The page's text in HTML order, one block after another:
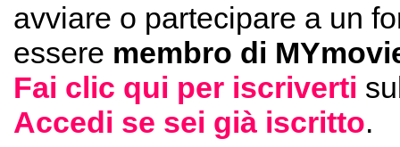
avviare o partecipare a un
essere membro di
Fai clic qui per iscriverti
Accedi se sei già iscritto.